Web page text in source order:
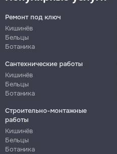
Ремонт под ключ
Кишинёв
Бельцы
Ботаника
Сантехнические работы
Кишинёв
Бельцы
Ботаника
Строительно-монтажные
работы
Кишинёв
Бельцы
Ботаника